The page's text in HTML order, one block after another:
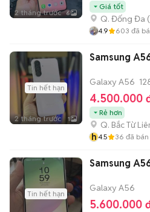
2 tháng trước 6
Giá tốt
Q. Đống Đa (
4.9 603 đã
Tin hết hạn
2 tháng trước 1
Samsung
Galaxy A56
4.500.000
Rẻ hơn
Q. Bắc Từ
h4.5 36 đã bán
Tin hết hạn
Samsung
Galaxy A56
5.600.000